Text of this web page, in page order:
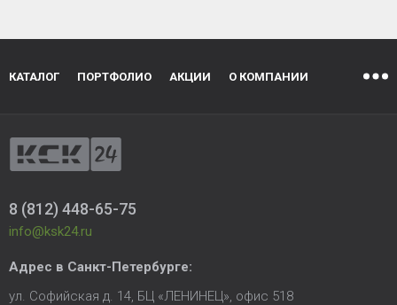
КАТАЛОГ ПОРТФОЛИО АКЦИИ О КОМПАНИИ
8 (812) 448-65-75
info@ksk24.ru
Адрес в Санкт-Петербурге:
ул. Софийская д. 14, БЦ «ЛЕНИНЕЦ», офис 518